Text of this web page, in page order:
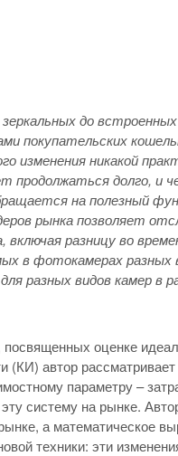
до
покупательских
изменения никакой
продолжаться долго, и
на полезный
рынка позволяет
разницу во
в фотокамерах разных
разных видов камер в
оценке
(КИ) автор
параметру –
систему на рынке.
а математическое
техники: эти